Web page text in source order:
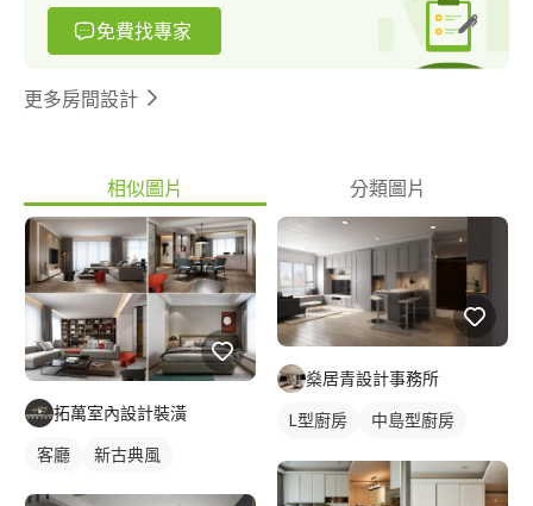
免費找專家
更多房間設計
相似圖片 分類圖片
拓萬室內設計裝潢
客廳 新古典風
燊居青設計事務所
L型廚房
中島型廚房